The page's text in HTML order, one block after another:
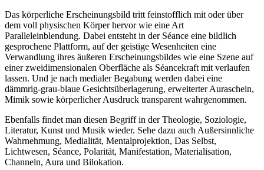
Das körperliche Erscheinungsbild tritt feinstofflich mit oder über
dem voll physischen Körper hervor wie eine Art
Paralleleinblendung. Dabei entsteht in der Séance eine bildlich
gesprochene Plattform, auf der geistige Wesenheiten eine
Verwandlung ihres äußeren Erscheinungsbildes wie eine Szene auf
einer zweidimensionalen Oberfläche als Séancekraft mit verlaufen
lassen. Und je nach medialer Begabung werden dabei eine
dämmrig-grau-blaue Gesichtsüberlagerung, erweiterter Auraschein,
Mimik sowie körperlicher Ausdruck transparent wahrgenommen.
Ebenfalls findet man diesen Begriff in der Theologie, Soziologie,
Literatur, Kunst und Musik wieder. Sehe dazu auch Außersinnliche
Wahrnehmung, Medialität, Mentalprojektion, Das Selbst,
Lichtwesen, Séance, Polarität, Manifestation, Materialisation,
Channeln, Aura und Bilokation.